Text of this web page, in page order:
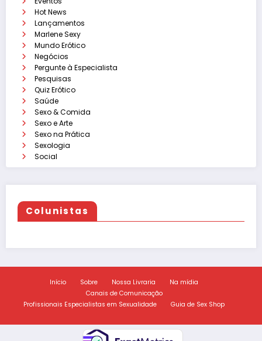
Hot News
Lançamentos
Marlene Sexy
Mundo Erótico
Negócios
Pergunte à Especialista
Pesquisas
Quiz Erótico
Saúde
Sexo & Comida
Sexo e Arte
Sexo na Prática
Sexologia
Social
Colunistas
Início Sobre Nossa Livraria
Na mídia
Canais de Comunicação
Profissionais Especialistas em Sexualidade
Guia de Sex Shop